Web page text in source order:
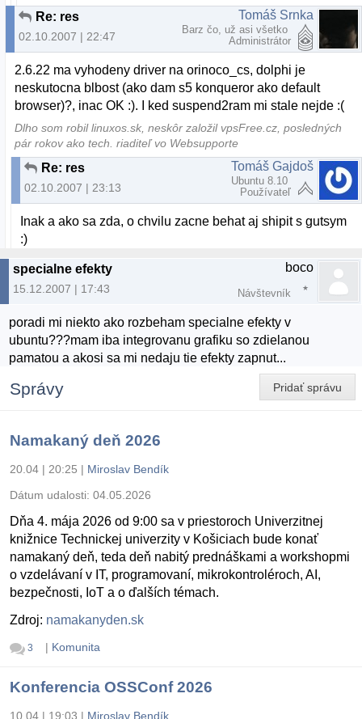
Re: res
02.10.2007 | 22:47
Tomáš Srnka
Barz čo, už asi všetko
Administrátor
2.6.22 ma vyhodeny driver na orinoco_cs, dolphi je
neskutocna blbost (ako dam s5 konqueror ako default
browser)?, inac OK :). I ked suspend2ram mi stale nejde :(
Dlho som robil linuxos.sk, neskôr založil vpsFree.cz, posledných
pár rokov ako tech. riaditeľ vo Websupporte
Re: res
02.10.2007 | 23:13
Tomáš Gajdoš
Ubuntu 8.10
Používateľ
Inak a ako sa zda, o chvilu zacne behat aj shipit s gutsym
:)
specialne efekty
15.12.2007 | 17:43
boco
Návštevník
poradi mi niekto ako rozbeham specialne efekty v
ubuntu???mam iba integrovanu grafiku so zdielanou
pamatou a akosi sa mi nedaju tie efekty zapnut...
Pridať správu
Správy
Namakaný deň 2026
20.04 | 20:25 | Miroslav Bendík
Dátum udalosti: 04.05.2026
Dňa 4. mája 2026 od 9:00 sa v priestoroch Univerzitnej
knižnice Technickej univerzity v Košiciach bude konať
namakaný deň, teda deň nabitý prednáškami a workshopmi
o vzdelávaní v IT, programovaní, mikrokontroléroch, AI,
bezpečnosti, IoT a o ďalších témach.
Zdroj: namakanyden.sk
3 | Komunita
Konferencia OSSConf 2026
10.04 | 19:03 | Miroslav Bendík